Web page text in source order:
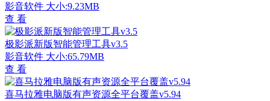
影音软件 大小:9.23MB
查 看
极影派新版智能管理工具v3.5
影音软件 大小:65.79MB
查 看
喜马拉雅电脑版有声资源全平台覆盖v5.94